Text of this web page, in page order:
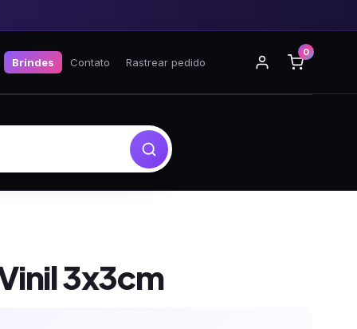
Brindes Contato Rastrear pedido
0
3x3cm